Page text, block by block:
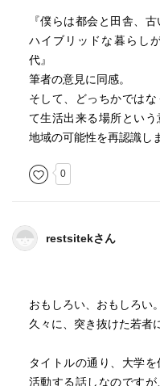
『僕らは都会と田舎、
ハイブリッドな暮らし
代』
筆者の意見に同感。
そして、どっちかでは
て生活出来る場所とい
地域の可能性を再認識し
0
restsitekさん
おもしろい、おもしろい。
久々に、突き抜けた若者
タイトルの通り、大学
活動する話しなのです